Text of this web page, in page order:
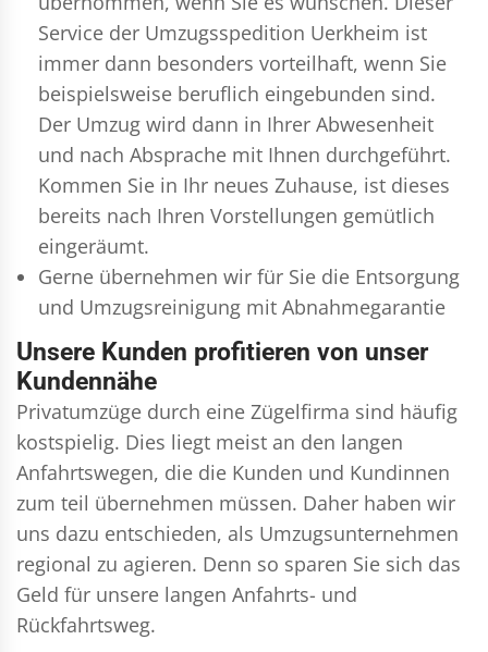
Service der Umzugsspedition Uerkheim ist
immer dann besonders vorteilhaft, wenn Sie
beispielsweise beruflich eingebunden sind.
Der Umzug wird dann in Ihrer Abwesenheit
und nach Absprache mit Ihnen durchgeführt.
Kommen Sie in Ihr neues Zuhause, ist dieses
bereits nach Ihren Vorstellungen gemütlich
eingeräumt.
Gerne übernehmen wir für Sie die Entsorgung
und Umzugsreinigung mit Abnahmegarantie
Unsere Kunden profitieren von unser
Kundennähe
Privatumzüge durch eine Zügelfirma sind häufig
kostspielig. Dies liegt meist an den langen
Anfahrtswegen, die die Kunden und Kundinnen
zum teil übernehmen müssen. Daher haben wir
uns dazu entschieden, als Umzugsunternehmen
regional zu agieren. Denn so sparen Sie sich das
Geld für unsere langen Anfahrts- und
Rückfahrtsweg.